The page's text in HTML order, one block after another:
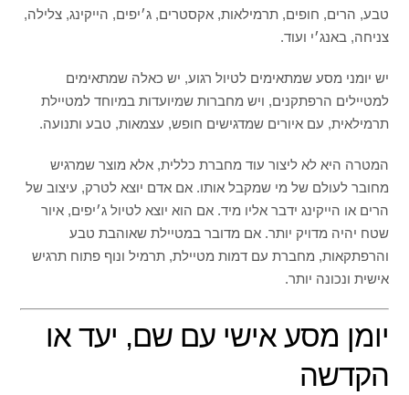
טבע, הרים, חופים, תרמילאות, אקסטרים, ג׳יפים, הייקינג, צלילה,
צניחה, באנג׳י ועוד.
יש יומני מסע שמתאימים לטיול רגוע, יש כאלה שמתאימים
למטיילים הרפתקנים, ויש מחברות שמיועדות במיוחד למטיילת
תרמילאית, עם איורים שמדגישים חופש, עצמאות, טבע ותנועה.
המטרה היא לא ליצור עוד מחברת כללית, אלא מוצר שמרגיש
מחובר לעולם של מי שמקבל אותו. אם אדם יוצא לטרק, עיצוב של
הרים או הייקינג ידבר אליו מיד. אם הוא יוצא לטיול ג׳יפים, איור
שטח יהיה מדויק יותר. אם מדובר במטיילת שאוהבת טבע
והרפתקאות, מחברת עם דמות מטיילת, תרמיל ונוף פתוח תרגיש
אישית ונכונה יותר.
יומן מסע אישי עם שם, יעד או
הקדשה